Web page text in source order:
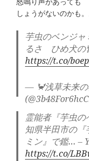
しょうがないのかも。
芋虫のベンジ
るさ ひめ犬の
https://t.co/
— 🦀浅草未来
霊能者『芋虫
知県半田市の
ミン』で鑑… –
https://t.co/